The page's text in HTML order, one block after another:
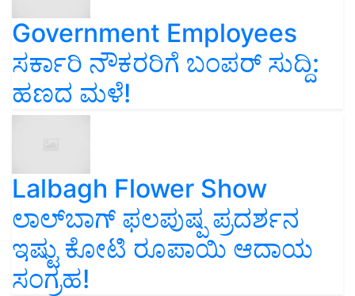
Government Employees
ಸರ್ಕಾರಿ ನೌಕರರಿಗೆ ಬಂಪರ್‌ ಸುದ್ದಿ:
ಹಣದ ಮಳೆ!
Lalbagh Flower Show
ಲಾಲ್‌ಬಾಗ್ ಫಲಪುಷ್ಪ ಪ್ರದರ್ಶನ
ಇಷ್ಟು ಕೋಟಿ ರೂಪಾಯಿ ಆದಾಯ
ಸಂಗ್ರಹ!